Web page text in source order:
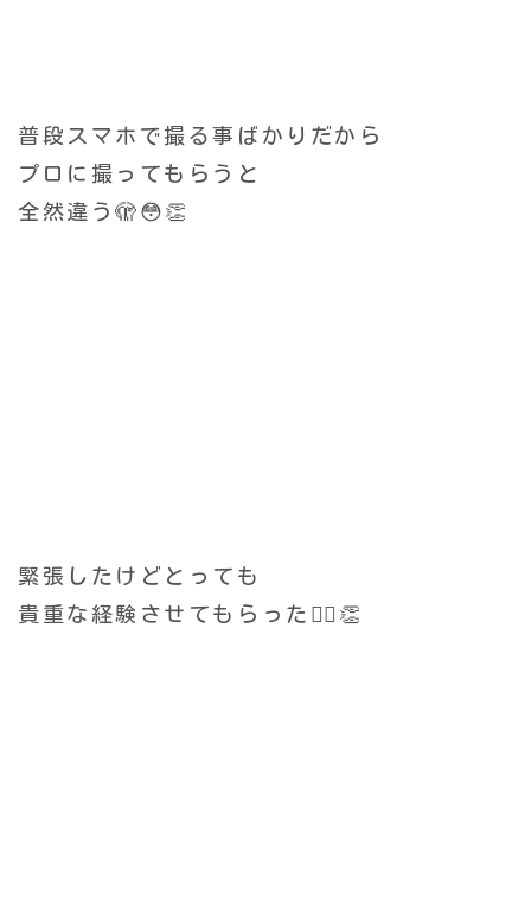
普段スマホで撮る事ばかりだから
プロに撮ってもらうと
全然違う🫣😳👏
緊張したけどとっても
貴重な経験させてもらった🙂‍↕️👏